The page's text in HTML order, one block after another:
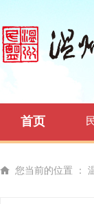
首页
您当前的位置 ：